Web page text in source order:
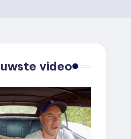
video